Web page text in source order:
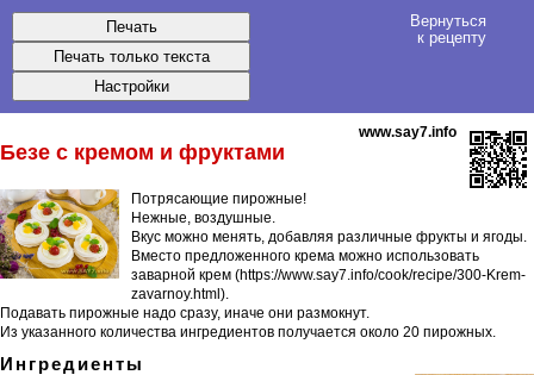
Вернуться
к рецепту
www.say7.info
Безе с кремом и фруктами
Потрясающие пирожные!
Нежные, воздушные.
Вкус можно менять, добавляя различные фрукты и ягоды.
Вместо предложенного крема можно использовать
заварной крем
.
Подавать пирожные надо сразу, иначе они размокнут.
Из указанного количества ингредиентов получается около 20 пирожных.
Ингредиенты